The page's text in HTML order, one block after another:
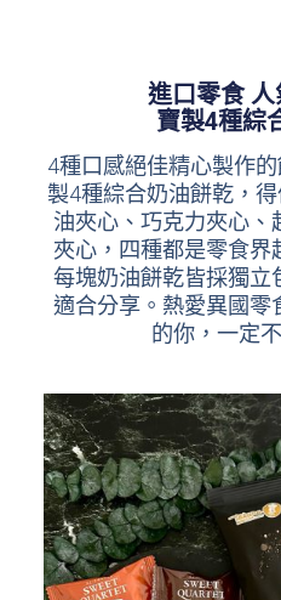
進口零食
寶製4種綜
4種口感絕佳精心製作
製4種綜合奶油餅乾，
油夾心、巧克力夾心、
夾心，四種都是零食界
每塊奶油餅乾皆採獨立
適合分享。熱愛異國零
的你，一定